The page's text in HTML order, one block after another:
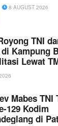
8 AUGUST 2026
TNI
Kampung
Lewat
Mabes
129 Kodim
di